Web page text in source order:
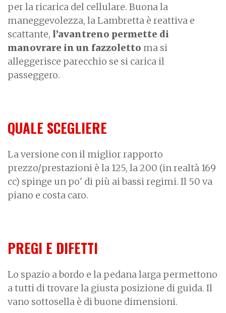
per la ricarica del cellulare. Buona la
maneggevolezza, la Lambretta è reattiva e
scattante, l’avantreno permette di
manovrare in un fazzoletto ma si
alleggerisce parecchio se si carica il
passeggero.
QUALE SCEGLIERE
La versione con il miglior rapporto
prezzo/prestazioni è la 125, la 200 (in realtà 169
cc) spinge un po' di più ai bassi regimi. Il 50 va
piano e costa caro.
PREGI E DIFETTI
Lo spazio a bordo e la pedana larga permettono
a tutti di trovare la giusta posizione di guida. Il
vano sottosella è di buone dimensioni.